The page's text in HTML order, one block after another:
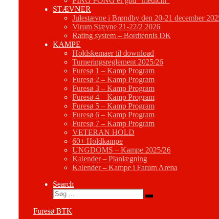
STÆVNER
Julestævne i Brøndby den 20-21 december
Virum Stævne 21-22/2 2026
Rating system – Bordtennis DK
KAMPE
Holdskemaer til download
Turneringsreglement 2025/26
Furesø 1 – Kamp Program
Furesø 2 – Kamp Program
Furesø 3 – Kamp Program
Furesø 4 – Kamp Program
Furesø 5 – Kamp Program
Furesø 6 – Kamp Program
Furesø 7 – Kamp Program
VETERAN HOLD
60+ Holdkampe
UNGDOMS – Kampe 2025/26
Kalender – Planlægning
Kalender – Kampe i Farum Arena
Search
Søg
Søg
Furesø BTK